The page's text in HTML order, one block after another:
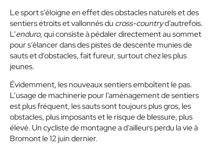
Le sport s’éloigne en effet des obstacles naturels et des
sentiers étroits et vallonnés du cross-countryd’autrefois.
L’enduro,qui consiste à pédaler directement au sommet
pour s’élancer dans des pistes de descente munies de
sauts et d’obstacles, fait fureur, surtout chez les plus
jeunes.
Évidemment, les nouveaux sentiers emboîtent le pas.
L’usage de machinerie pour l’aménagement de sentiers
est plus fréquent, les sauts sont toujours plus gros, les
obstacles, plus imposants et le risque de blessure, plus
élevé. Un cycliste de montagne a d’ailleurs perdu la vie à
Bromont le 12 juin dernier.